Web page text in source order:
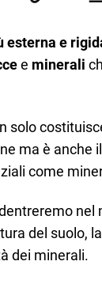
grande sacrificio ed
clinica con il ruolo
cose sulla
Montini,
aggiornata.
esterna e
e minerali
solo
ma è anche
come
del suolo,
dei minerali.